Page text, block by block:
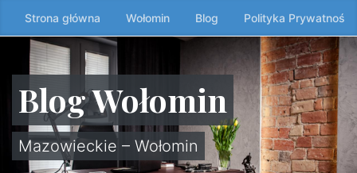
Przeskocz
do
treści
↷
Strona główna Wołomin Blog Polityka Prywatności
Blog Wołomin
Mazowieckie – Wołomin